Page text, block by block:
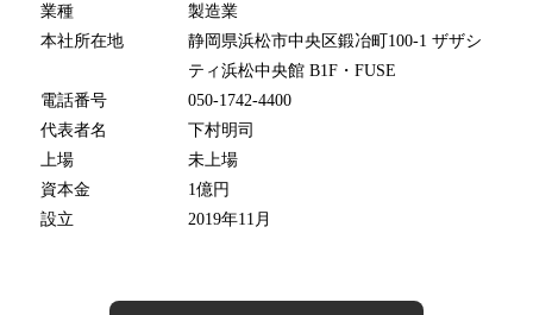
業種
製造業
本社所在地
静岡県浜松市中央区鍛冶町100-1 ザザシ
ティ浜松中央館 B1F・FUSE
電話番号
050-1742-4400
代表者名
下村明司
上場
未上場
資本金
1億円
設立
2019年11月